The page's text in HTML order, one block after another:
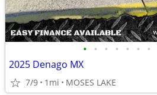
• • • • • • •
2025 Denago MX
7/9 1mi MOSES LAKE